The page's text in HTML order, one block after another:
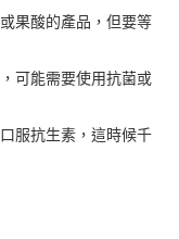
果酸的產品，但要等
可能需要使用抗菌或
服抗生素，這時候千